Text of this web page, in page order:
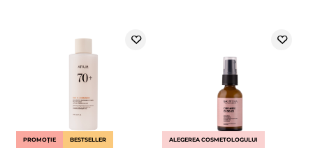
PROMOȚIE BESTSELLER ALEGEREA COSMETOLOGULUI